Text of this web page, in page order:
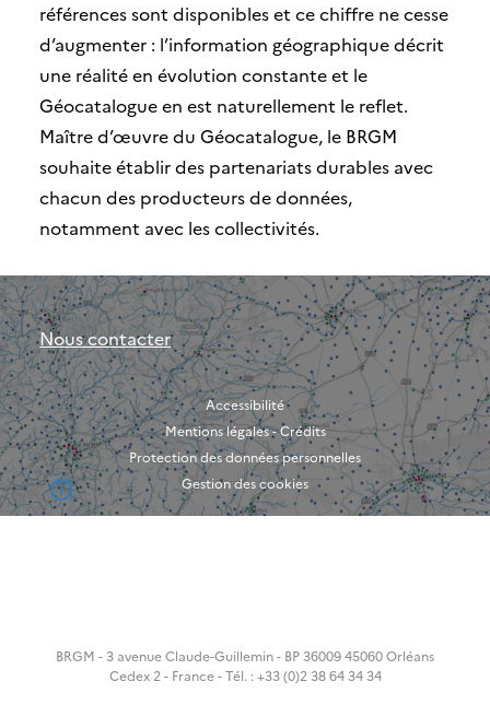
références sont disponibles et ce chiffre ne cesse
d’augmenter : l’information géographique décrit
une réalité en évolution constante et le
Géocatalogue en est naturellement le reflet.
Maître d’œuvre du Géocatalogue, le BRGM
souhaite établir des partenariats durables avec
chacun des producteurs de données,
notamment avec les collectivités.
Nous contacter
Accessibilité
Mentions légales - Crédits
Protection des données personnelles
Gestion des cookies
BRGM - 3 avenue Claude-Guillemin - BP 36009 45060 Orléans
Cedex 2 - France - Tél. : +33 (0)2 38 64 34 34